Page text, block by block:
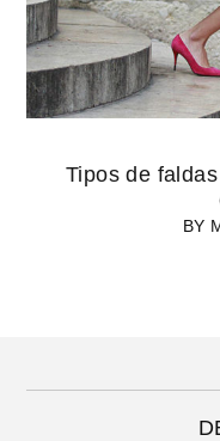
Tipos de
BY